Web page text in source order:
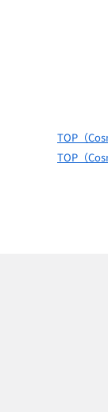
TOP（
TOP（